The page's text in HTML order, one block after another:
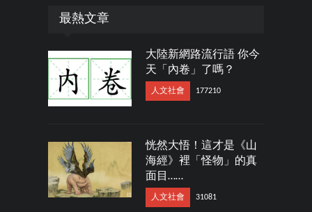
最熱文章
大陸新網路流行語 你今
天「內卷」了嗎？
人文社會 177210
恍然大悟！這才是《山
海經》裡「怪物」的真
面目……
人文社會 31081